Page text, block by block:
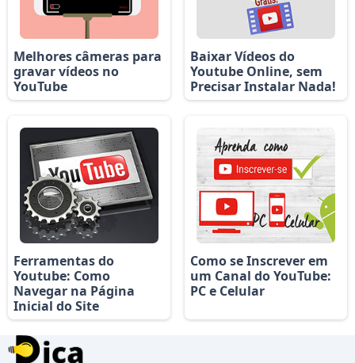
Melhores câmeras para
gravar vídeos no
YouTube
Baixar Vídeos do
Youtube Online, sem
Precisar Instalar Nada!
Ferramentas do
Youtube: Como
Navegar na Página
Inicial do Site
Como se Inscrever em
um Canal do YouTube:
PC e Celular